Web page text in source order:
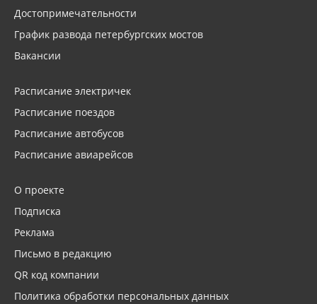
Достопримечательности
График развода петербургских мостов
Вакансии
Расписание электричек
Расписание поездов
Расписание автобусов
Расписание авиарейсов
О проекте
Подписка
Реклама
Письмо в редакцию
QR код компании
Политика обработки персональных данных